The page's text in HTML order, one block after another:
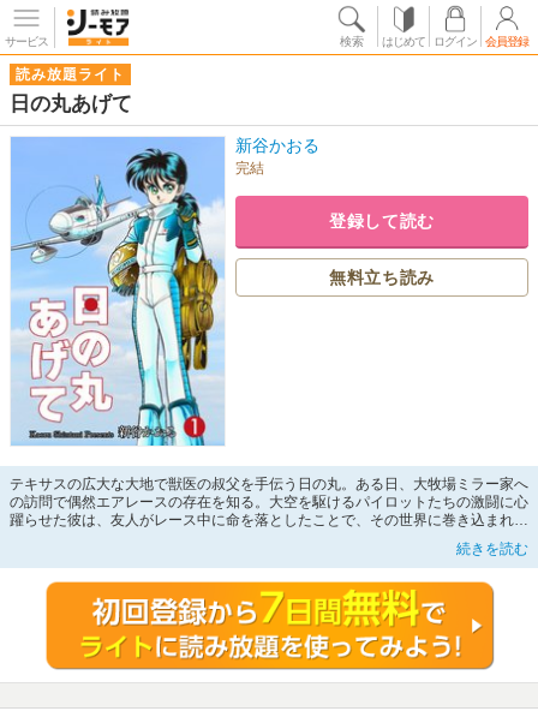
サービス 検索 はじめて ログイン 会員登録
読み放題ライト
日の丸あげて
新谷かおる
完結
登録して読む
無料立ち読み
テキサスの広大な大地で獣医の叔父を手伝う日の丸。ある日、大牧場ミラー家へ
の訪問で偶然エアレースの存在を知る。大空を駆けるパイロットたちの激闘に心
躍らせた彼は、友人がレース中に命を落としたことで、その世界に巻き込まれる
ことに…！ 誘われるがまま、命知らずが挑む新設レース「V1クラス」に挑戦
した日の丸に、飛行の才能が覚醒！ 戦闘機パイロットだった翔すら驚愕するほ
続きを読む